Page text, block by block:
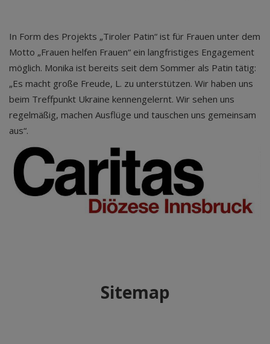
In Form des Projekts „Tiroler Patin“ ist für Frauen unter dem
Motto „Frauen helfen Frauen“ ein langfristiges Engagement
möglich. Monika ist bereits seit dem Sommer als Patin tätig:
„Es macht große Freude, L. zu unterstützen. Wir haben uns
beim Treffpunkt Ukraine kennengelernt. Wir sehen uns
regelmäßig, machen Ausflüge und tauschen uns gemeinsam
aus“.
Sitemap